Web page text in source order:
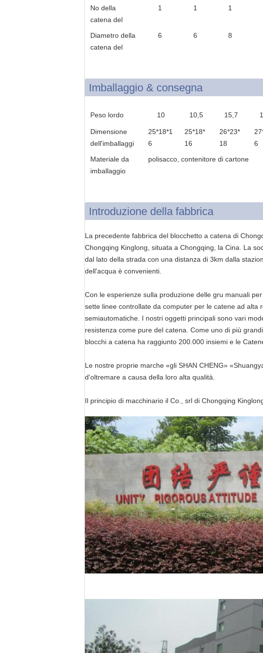
No della
catena del
carico
1 1 1
Diametro della
catena del
6 6 8
Imballaggio & consegna
Peso lordo 10 10,5 15,7
Dimensione
dell'imballaggi
o
25*18*1
6
25*18*
16
26*23*
18
6
Materiale da
imballaggio
polisacco, contenitore di cartone
Introduzione della fabbrica
La precedente fabbrica del blocchetto a catena di
Chongqing Kinglong, situata a Chongqing, la Cina. La
dal lato della strada con una distanza di 3km dalla
dell'acqua è convenienti.
Con le esperienze sulla produzione delle gru manuali
sette linee controllate da computer per le catene ad
semiautomatiche. I nostri oggetti principali sono vari
resistenza come pure del catena. Come uno di più
blocchi a catena ha raggiunto 200.000 insiemi e le
Le nostre proprie marche «gli SHAN CHENG»
d'oltremare a causa della loro alta qualità.
Il principio di macchinario il Co., srl di Chongqing